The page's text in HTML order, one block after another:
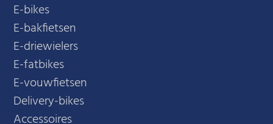
E-bikes
E-bakfietsen
E-driewielers
E-fatbikes
E-vouwfietsen
Delivery-bikes
Accessoires